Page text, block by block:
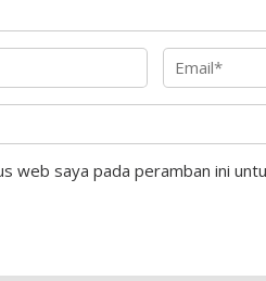
web saya pada peramban ini